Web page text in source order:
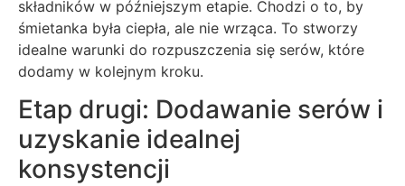
składników w późniejszym etapie. Chodzi o to, by
śmietanka była ciepła, ale nie wrząca. To stworzy
idealne warunki do rozpuszczenia się serów, które
dodamy w kolejnym kroku.
Etap drugi: Dodawanie serów i
uzyskanie idealnej
konsystencji